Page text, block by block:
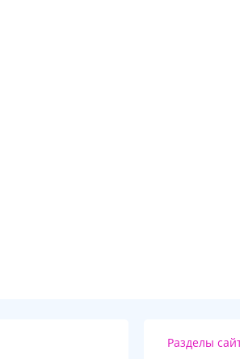
Разделы